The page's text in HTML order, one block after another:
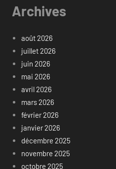
Archives
août 2026
juillet 2026
juin 2026
mai 2026
avril 2026
mars 2026
février 2026
janvier 2026
décembre 2025
novembre 2025
octobre 2025